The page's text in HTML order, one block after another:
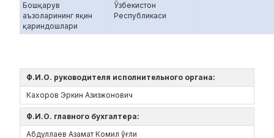
Бошқарув
аъзоларининг яқин
қариндошлари
Ўзбекистон
Республикаси
Ф.И.О. руководителя исполнительного органа:
Кахоров Эркин Азизжонович
Ф.И.О. главного бухгалтера:
Абдуллаев Азамат Комил ўғли